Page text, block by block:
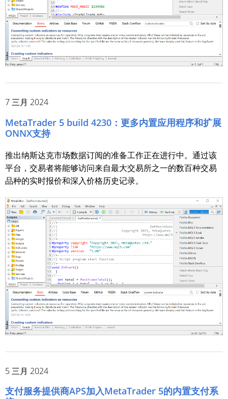
7 三月 2024
MetaTrader 5 build 4230：更多内置应用程序和扩展
ONNX支持
推出纳斯达克市场数据订阅的准备工作正在进行中。通过该
平台，交易者将能够访问来自最大交易所之一的数百种交易
品种的实时报价和深入价格历史记录。
5 三月 2024
支付服务提供商APS加入MetaTrader 5的内置支付系